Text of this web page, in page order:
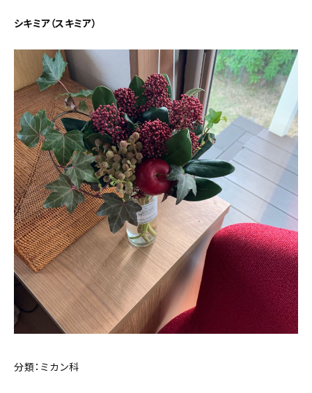
シキミア（スキミア）
分類：ミカン科